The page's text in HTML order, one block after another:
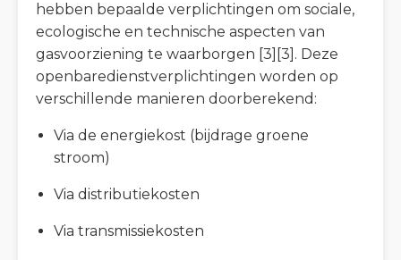
hebben bepaalde verplichtingen om sociale,
ecologische en technische aspecten van
gasvoorziening te waarborgen [3][3]. Deze
openbaredienstverplichtingen worden op
verschillende manieren doorberekend:
Via de energiekost (bijdrage groene
stroom)
Via distributiekosten
Via transmissiekosten